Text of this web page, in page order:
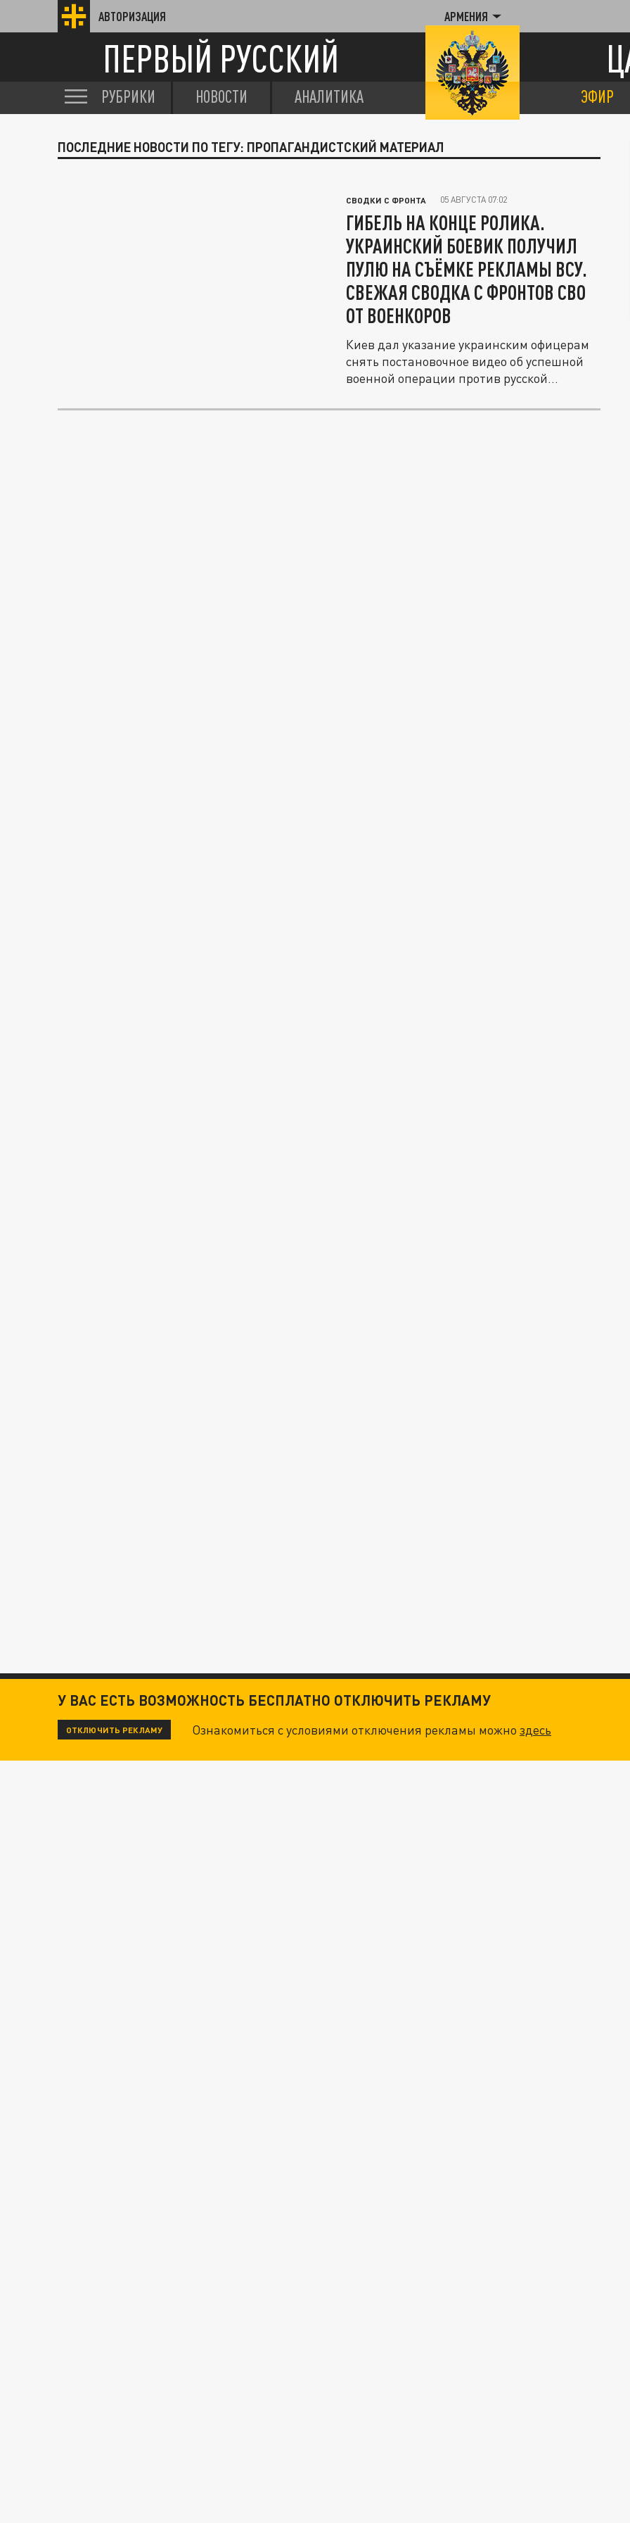
АВТОРИЗАЦИЯ АРМЕНИЯ
ПЕРВЫЙ РУССКИЙ
РУБРИКИ НОВОСТИ АНАЛИТИКА ЭФИР
ПОСЛЕДНИЕ НОВОСТИ ПО ТЕГУ: ПРОПАГАНДИСТСКИЙ МАТЕРИАЛ
СВОДКИ С ФРОНТА 05 АВГУСТА 07:02
ГИБЕЛЬ НА КОНЦЕ РОЛИКА.
УКРАИНСКИЙ БОЕВИК ПОЛУЧИЛ
ПУЛЮ НА СЪЁМКЕ РЕКЛАМЫ ВСУ.
СВЕЖАЯ СВОДКА С ФРОНТОВ СВО
ОТ ВОЕНКОРОВ
Киев дал указание украинским офицерам
снять постановочное видео об успешной
военной операции против русской...
У ВАС ЕСТЬ ВОЗМОЖНОСТЬ БЕСПЛАТНО ОТКЛЮЧИТЬ РЕКЛАМУ
ОТКЛЮЧИТЬ РЕКЛАМУ Ознакомиться с условиями отключения рекламы можноздесь